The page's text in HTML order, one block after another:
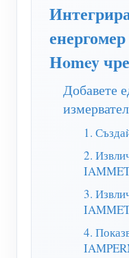
Услуга за
EV зарядно
IAMMETER
Виртуален
Система за
система
Ресурси
Homey
Добавете
1.
2.
3.
4.